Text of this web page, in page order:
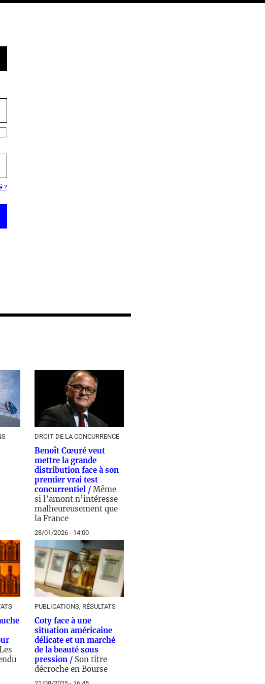
?
DROIT DE LA CONCURRENCE
Benoît Cœuré veut
mettre la grande
distribution face à son
premier vrai test
concurrentiel / Même
si l’amont n’intéresse
malheureusement que
la France
28/01/2026 - 14:00
PUBLICATIONS, RÉSULTATS
Coty face à une
situation américaine
délicate et un marché
de la beauté sous
pression / Son titre
décroche en Bourse